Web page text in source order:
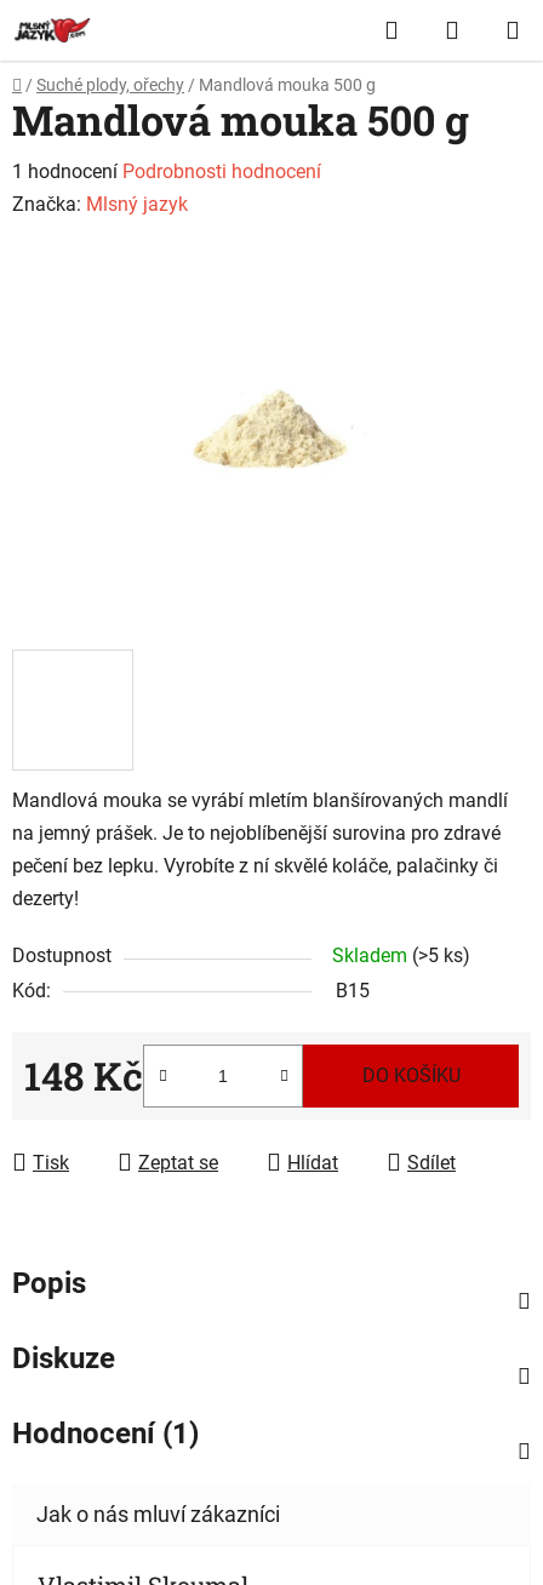
na
obsah
Hledat
KOŠÍK
Domů
/ Suché plody, ořechy / Mandlová mouka 500 g
Mandlová mouka se vyrábí mletím blanšírovaných mandlí
na jemný prášek. Je to nejoblíbenější surovina pro zdravé
pečení bez lepku. Vyrobíte z ní skvělé koláče, palačinky či
dezerty!
Dostupnost Skladem (>5 ks)
Kód:
B15
148 Kč DO KOŠÍKU
Tisk Zeptat se Hlídat Sdílet
Mandlová mouka 500 g
Průměrné
hodnocení
1 hodnocení Podrobnosti hodnocení
Značka: Mlsný jazyk
Popis
Diskuze
Hodnocení (1)